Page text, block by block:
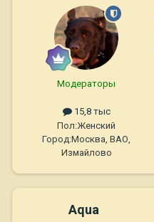
Модераторы
15,8 тыс
Пол:Женский
Город:Москва, ВАО,
Измайлово
Aqua